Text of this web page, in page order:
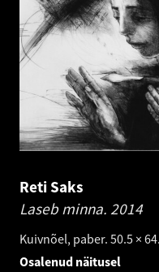
Reti Saks
Laseb minna. 2014
Kuivnõel, paber. 50.5 ×
Osalenud näitusel